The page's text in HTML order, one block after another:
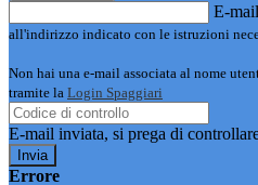
E-mail
all'indirizzo indicato con le istruzioni
Non hai una e-mail associata al nome
tramite la Login Spaggiari
E-mail inviata, si prega di
Errore